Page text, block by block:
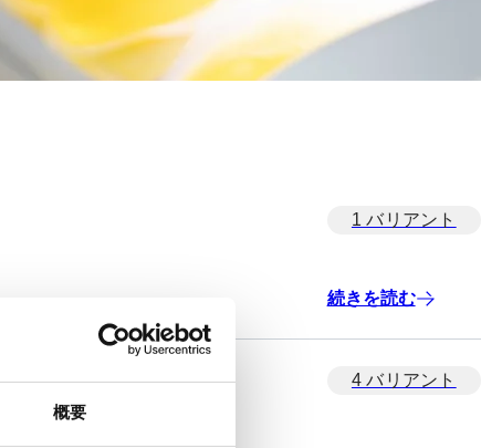
概要
1 バリアント
続きを読む
4 バリアント